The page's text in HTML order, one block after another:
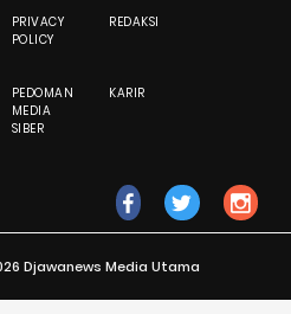
PRIVACY
POLICY
REDAKSI
PEDOMAN
MEDIA
SIBER
KARIR
Djawanews Media Utama